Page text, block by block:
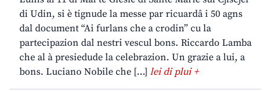
di Udin, si è tignude la messe par ricuardâ i 50 agns
dal document “Ai furlans che a crodin” cu la
partecipazion dal nestri vescul bons. Riccardo Lamba
che al à presiedude la celebrazion. Un grazie a lui, a
bons. Luciano Nobile che […] lei di plui +